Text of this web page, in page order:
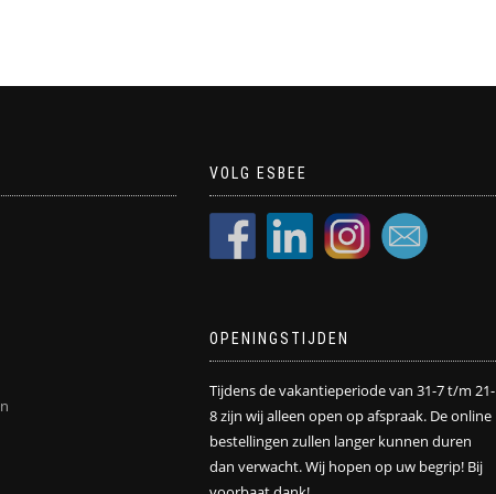
VOLG ESBEE
OPENINGSTIJDEN
Tijdens de vakantieperiode van 31-7 t/m 21-
8 zijn wij alleen open op afspraak. De online
bestellingen zullen langer kunnen duren
dan verwacht. Wij hopen op uw begrip! Bij